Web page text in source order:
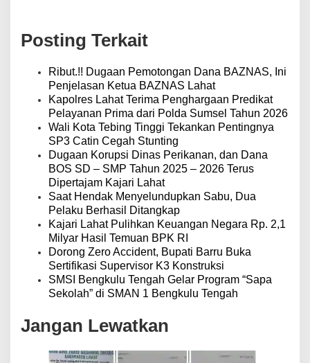
a
s
Posting Terkait
Ribut.!! Dugaan Pemotongan Dana BAZNAS, Ini
Penjelasan Ketua BAZNAS Lahat
Kapolres Lahat Terima Penghargaan Predikat
Pelayanan Prima dari Polda Sumsel Tahun 2026
Wali Kota Tebing Tinggi Tekankan Pentingnya
SP3 Catin Cegah Stunting
Dugaan Korupsi Dinas Perikanan, dan Dana
BOS SD – SMP Tahun 2025 – 2026 Terus
Dipertajam Kajari Lahat
Saat Hendak Menyelundupkan Sabu, Dua
Pelaku Berhasil Ditangkap
Kajari Lahat Pulihkan Keuangan Negara Rp. 2,1
Milyar Hasil Temuan BPK RI
Dorong Zero Accident, Bupati Barru Buka
Sertifikasi Supervisor K3 Konstruksi
SMSI Bengkulu Tengah Gelar Program “Sapa
Sekolah” di SMAN 1 Bengkulu Tengah
Jangan Lewatkan